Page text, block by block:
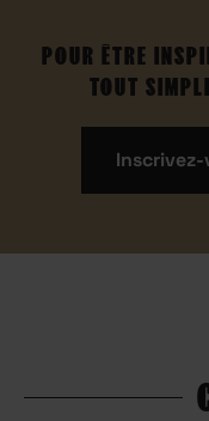
POUR ÊTRE
TOUT